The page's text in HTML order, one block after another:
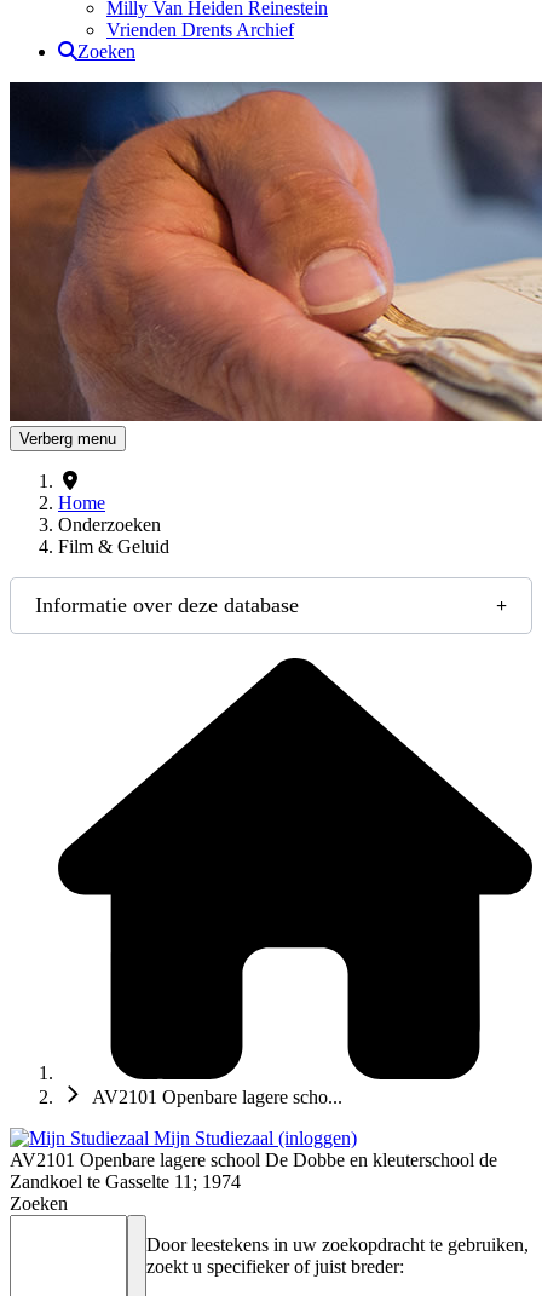
Milly Van Heiden Reinestein
Vrienden Drents Archief
Zoeken
Drents Archief
Verberg menu
Home
Onderzoeken
Film & Geluid
Informatie over deze database
AV2101 Openbare lagere scho...
Mijn Studiezaal (inloggen)
AV2101 Openbare lagere school De Dobbe en kleuterschool de
Zandkoel te Gasselte 11; 1974
Zoeken
Door leestekens in uw zoekopdracht te gebruiken,
zoekt u specifieker of juist breder: